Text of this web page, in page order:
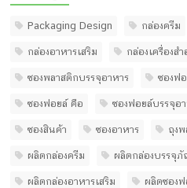
Packaging Design กล่องครีม
กล่องอาหารเสริม กล่องเครื่องสำ
ซองพลาสติกบรรจุอาหาร ซองฟ
ซองฟอยล์ คือ ซองฟอยล์บรรจุอ
ซองสินค้า ซองอาหาร ถุง
ผลิตกล่องครีม ผลิตกล่องบรรจุ
ผลิตกล่องอาหารเสริม ผลิตซอง